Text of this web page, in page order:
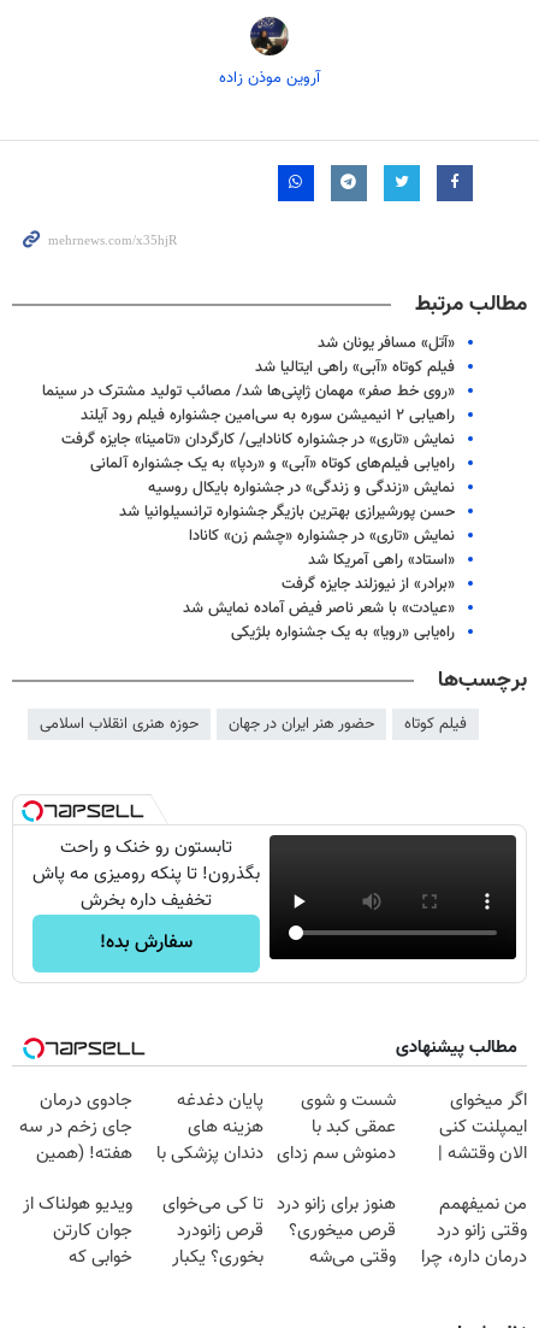
آروین موذن زاده
مطالب مرتبط
«آتل» مسافر یونان شد
فیلم کوتاه «آبی» راهی ایتالیا شد
«روی خط صفر» مهمان ژاپنی‌ها شد/ مصائب تولید مشترک در سینما
راهیابی ۲ انیمیشن سوره به سی‌امین جشنواره فیلم رود آیلند
نمایش «تاری» در جشنواره کانادایی/ کارگردان «تامینا» جایزه گرفت
راه‌یابی فیلم‌های کوتاه «آبی» و «ردپا» به یک جشنواره آلمانی
نمایش «زندگی و زندگی» در جشنواره بایکال روسیه
حسن پورشیرازی بهترین بازیگر جشنواره ترانسیلوانیا شد
نمایش «تاری» در جشنواره «چشم زن» کانادا
«استاد» راهی آمریکا شد
«برادر» از نیوزلند جایزه گرفت
«عیادت» با شعر ناصر فیض آماده نمایش شد
راه‌یابی «رویا» به یک جشنواره بلژیکی
برچسب‌ها
فیلم کوتاه حضور هنر ایران در جهان حوزه هنری انقلاب اسلامی
تابستون رو خنک و راحت
بگذرون! تا پنکه رومیزی مه پاش
تخفیف داره بخرش
سفارش بده!
مطالب پیشنهادی
اگر میخوای
ایمپلنت کنی
الان وقتشه |
میلیون تومان!!!
شست و شوی
عمقی کبد با
دمنوش سم زدای
پایان دغدغه
هزینه های
دندان پزشکی با
خانگی
جادوی درمان
جای زخم در سه
هفته! (همین
صحبت کنید)
من نمیفهمم
وقتی زانو درد
درمان داره، چرا
هنوز برای زانو درد
قرص میخوری؟
وقتی می‌شه
تا کی می‌خوای
قرص زانودرد
بخوری؟ یکبار
ویدیو هولناک از
جوان کارتن
خوابی که